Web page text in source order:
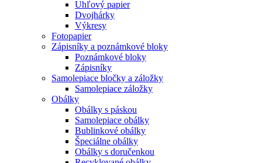
Uhľový papier
Dvojhárky
Výkresy
Fotopapier
Zápisníky a poznámkové bloky
Poznámkové bloky
Zápisníky
Samolepiace bločky a záložky
Samolepiace záložky
Obálky
Obálky s páskou
Samolepiace obálky
Bublinkové obálky
Špeciálne obálky
Obálky s doručenkou